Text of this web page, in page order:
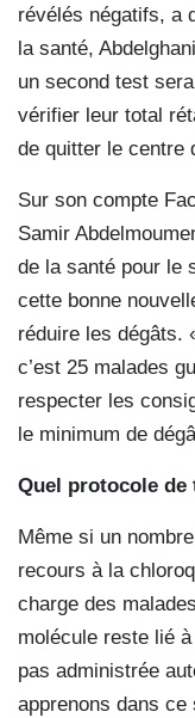
révélés négatifs, a
la santé,
un second test
vérifier leur total
de quitter le centre
Sur son compte
Samir
de la santé pour le
cette bonne
réduire les dégâts.
c’est 25 malades
respecter les
le minimum de
Quel protocole de
Même si un
recours à la
charge des
molécule reste lié
pas administrée
apprenons dans